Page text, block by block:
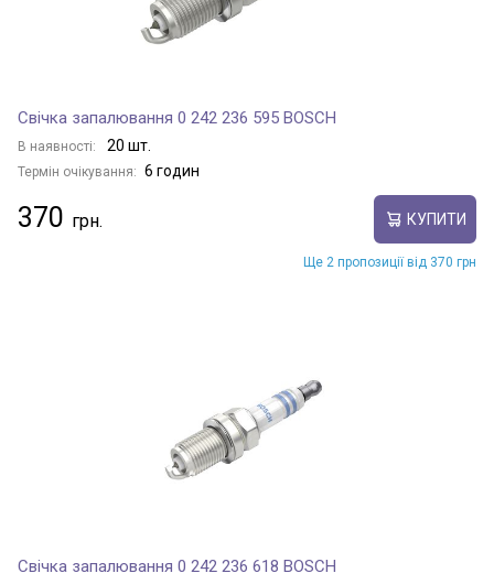
Свічка запалювання 0 242 236 595 BOSCH
В наявності: 20 шт.
Термін очікування: 6 годин
370 КУПИТИ
Ще 2 пропозиції від 370 грн
Свічка запалювання 0 242 236 618 BOSCH